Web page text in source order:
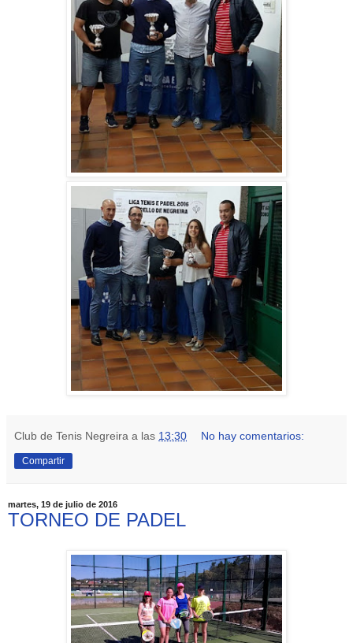
Club de Tenis Negreira a las 13:30 No hay comentarios:
Compartir
martes, 19 de julio de 2016
TORNEO DE PADEL